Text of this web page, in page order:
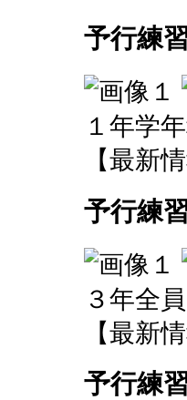
予行練
１年学
【最新
予行練
３年全
【最新
予行練